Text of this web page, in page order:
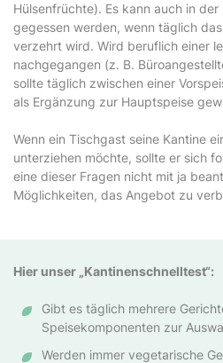
Hülsenfrüchte). Es kann auch in
gegessen werden, wenn täglich
verzehrt wird. Wird beruflich einer
nachgegangen (z. B.
sollte täglich zwischen einer
als Ergänzung zur Hauptspeise
Wenn ein Tischgast seine Kantine
unterziehen möchte, sollte er sich
eine dieser Fragen nicht mit ja
Möglichkeiten, das Angebot zu
Hier unser „Kantinenschnelltest“:
Gibt es täglich mehrere
Speisekomponenten zur
Werden immer vegetarische